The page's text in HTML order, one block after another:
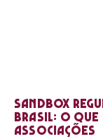
Sandbox
Brasil: o que
associações